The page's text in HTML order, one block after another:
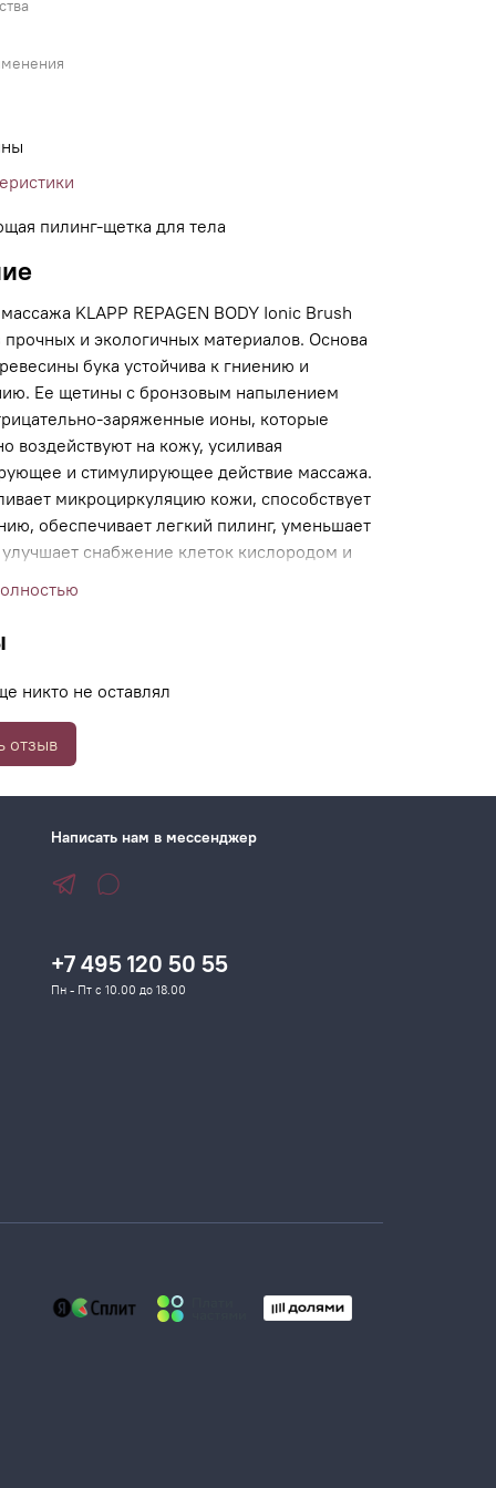
пилинг-щетка для тела
KLAPP REPAGEN BODY Ionic Brush
прочных и экологичных материалов. Основа
бука устойчива к гниению и
Ее щетины с бронзовым напылением
заряженные ионы, которые
воздействуют на кожу, усиливая
и стимулирующее действие массажа.
микроциркуляцию кожи, способствует
обеспечивает легкий пилинг, уменьшает
улучшает снабжение клеток кислородом и
веществами.
никто не оставлял
отзыв
Написать нам в мессенджер
+7 495 120 50 55
Пн - Пт с 10.00 до 18.00